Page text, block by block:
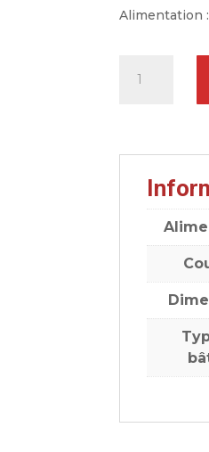
Alimentation
rouge
(clignotant)